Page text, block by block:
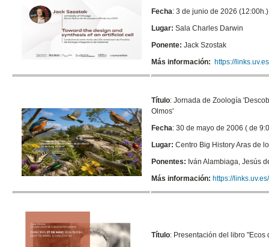
Fecha: 3 de junio de 2026 (12:00h.)
Lugar:Sala Charles Darwin
Ponente:Jack Szostak
Más información: https://
Título: Jornada de Zoología
Olmos'
Fecha: 30 de mayo de 2006 ( de
Lugar:Centro Big History Aras de
Ponentes: Iván Alambiaga, Jesús
Más información: https://
Título: Presentación del libro "Ecos